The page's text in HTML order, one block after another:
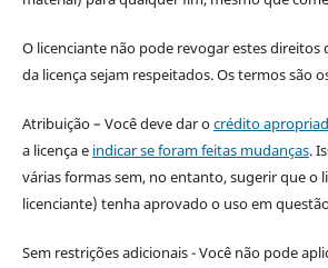
O licenciante não pode revogar estes direitos
da licença sejam respeitados. Os termos são
Atribuição – Você deve dar ocrédito
a licença e indicar se foram feitas mudanças.
várias formas sem, no entanto, sugerir que o
licenciante) tenha aprovado o uso em
Sem restrições adicionais - Você não pode